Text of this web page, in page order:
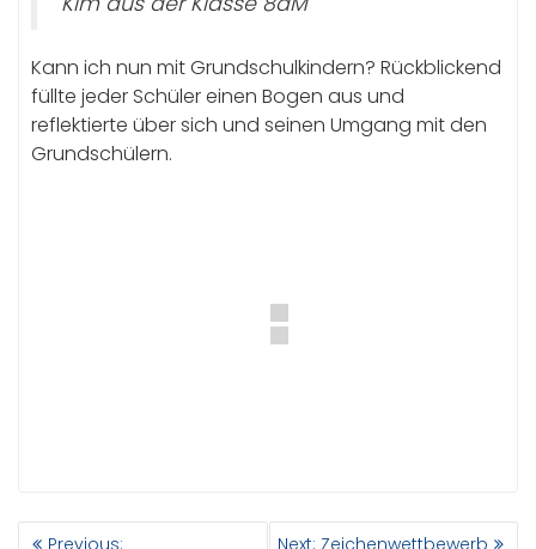
Kann ich nun mit Grundschulkindern? Rückblickend
füllte jeder Schüler einen Bogen aus und
reflektierte über sich und seinen Umgang mit den
Grundschülern.
BEITRAGSNAVIGATION
Previous: Next: Next
Zeichenwettbewerb